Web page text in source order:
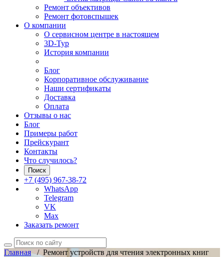
Ремонт объективов
Ремонт фотовспышек
О компании
О сервисном центре в настоящем
3D-Тур
История компании
Блог
Корпоративное обслуживание
Наши сертификаты
Доставка
Оплата
Отзывы о нас
Блог
Примеры работ
Прейскурант
Контакты
Что случилось?
Поиск
+7 (495) 967-38-72
WhatsApp
Telegram
VK
Max
Заказать ремонт
Главная/ Ремонт устройств для чтения электронных книг